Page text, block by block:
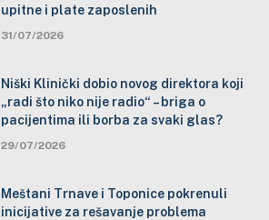
upitne i plate zaposlenih
31/07/2026
Niški Klinički dobio novog direktora koji
„radi što niko nije radio“ – briga o
pacijentima ili borba za svaki glas?
29/07/2026
Meštani Trnave i Toponice pokrenuli
inicijative za rešavanje problema